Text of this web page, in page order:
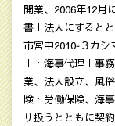
開業、2006年12月
書士法人にすると
市宮中2010‐３カ
士・海事代理士事
業、法人設立、風
険・労働保険、海
り扱うとともに契